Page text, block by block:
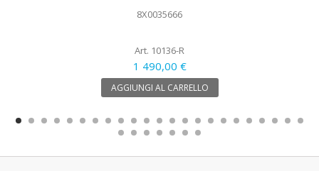
8X0035666
Art. 10136-R
1 490,00 €
AGGIUNGI AL CARRELLO